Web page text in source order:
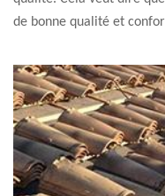
de bonne qualité et